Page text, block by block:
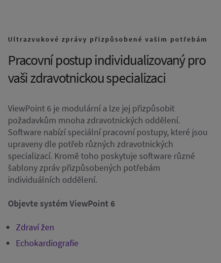
Ultrazvukové zprávy přizpůsobené vašim potřebám
Pracovní postup individualizovaný pro
vaši zdravotnickou specializaci
ViewPoint 6 je modulární a lze jej přizpůsobit
požadavkům mnoha zdravotnických oddělení.
Software nabízí speciální pracovní postupy, které jsou
upraveny dle potřeb různých zdravotnických
specializací. Kromě toho poskytuje software různé
šablony zpráv přizpůsobených potřebám
individuálních oddělení.
Objevte systém ViewPoint 6
Zdraví žen
Echokardiografie